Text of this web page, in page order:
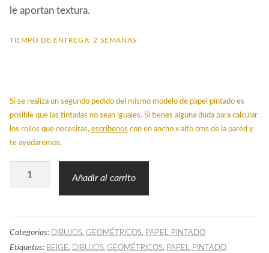
le aportan textura.
TIEMPO DE ENTREGA: 2 SEMANAS
Si se realiza un segundo pedido del mismo modelo de papel pintado es
posible que las tintadas no sean iguales. Si tienes alguna duda para calcular
los rollos que necesitas, escríbenos con en ancho x alto cms de la pared y
te ayudaremos.
Papel
cantidad
Añadir al carrito
Categorías: DIBUJOS, GEOMÉTRICOS, PAPEL PINTADO
Etiquetas: BEIGE, DIBUJOS, GEOMÉTRICOS, PAPEL PINTADO